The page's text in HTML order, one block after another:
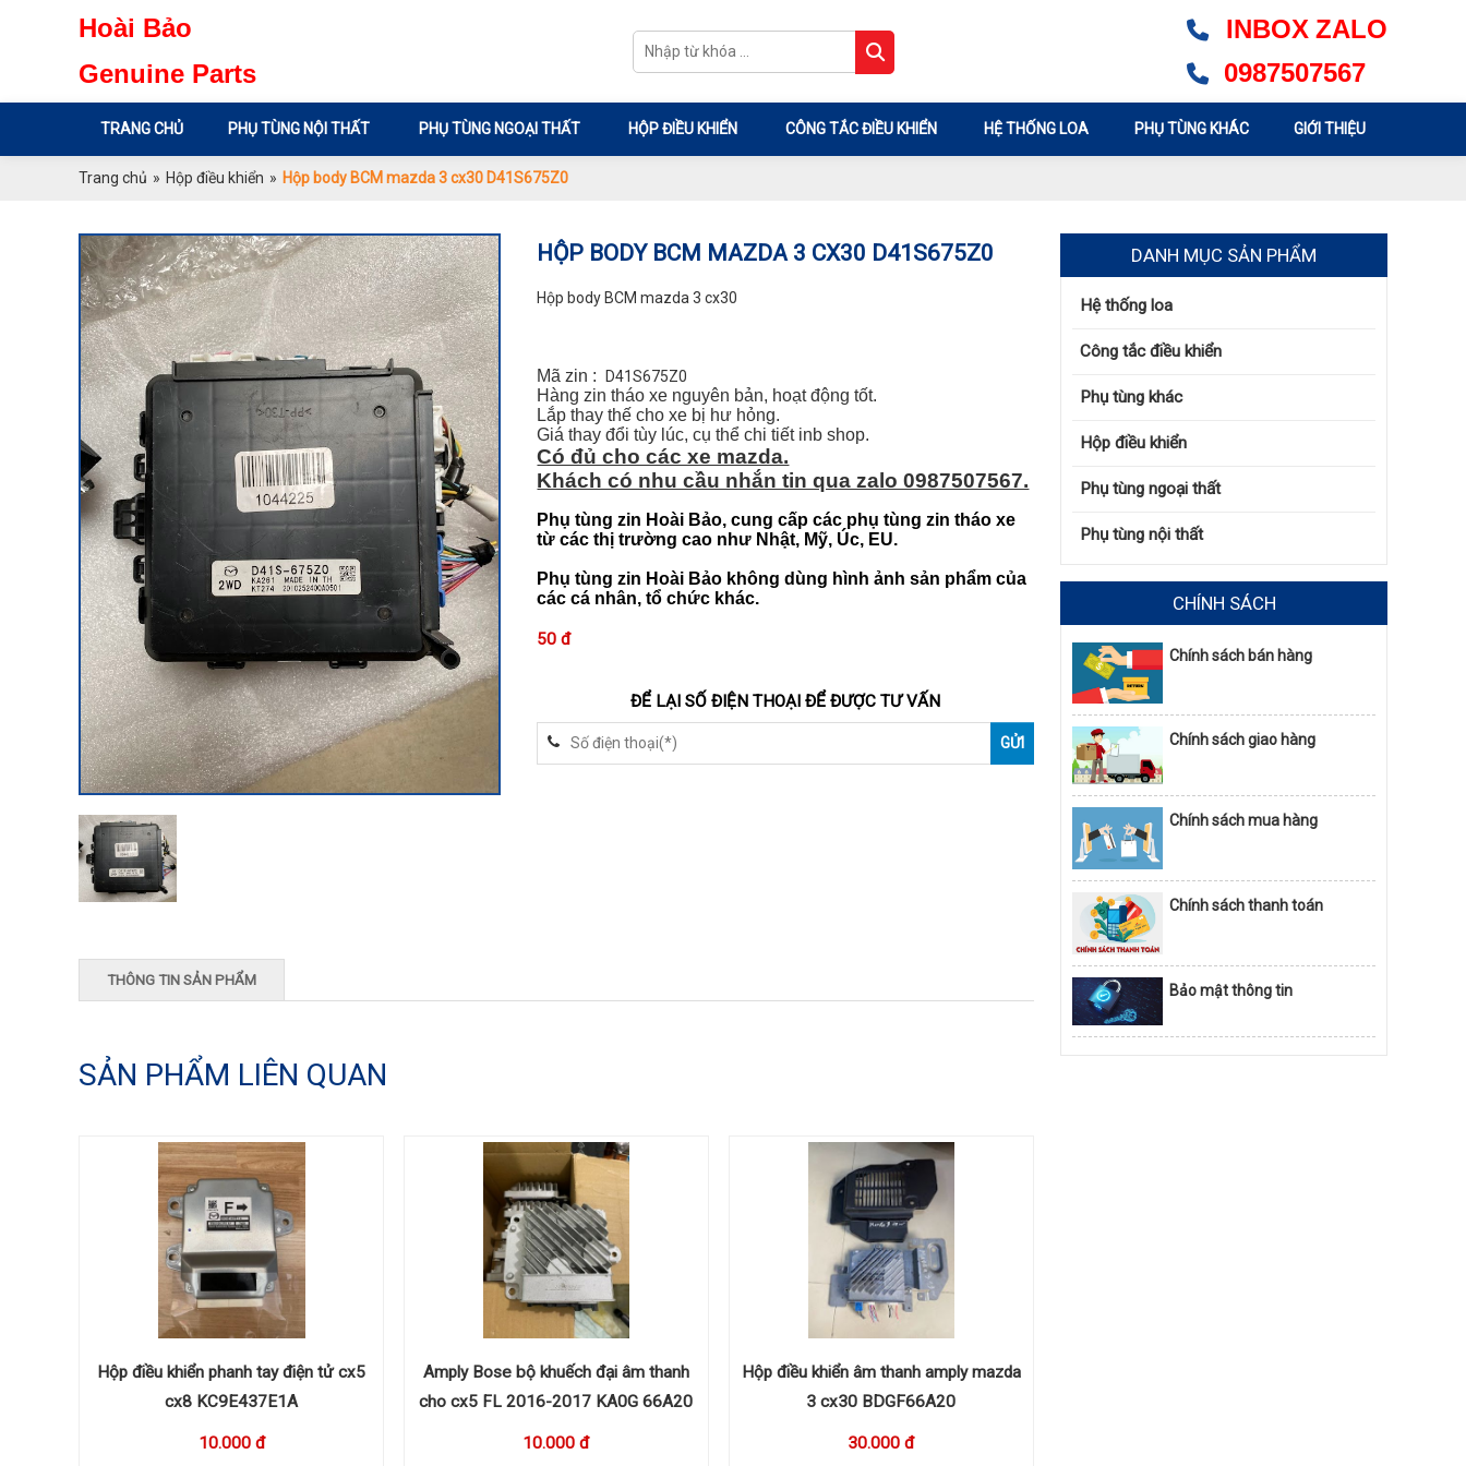
Hoài Bảo
Genuine Parts
INBOX ZALO
0987507567
TRANG CHỦ PHỤ TÙNG NỘI THẤT PHỤ TÙNG NGOẠI THẤT HỘP ĐIỀU KHIỂN CÔNG TẮC ĐIỀU KHIỂN HỆ THỐNG LOA PHỤ TÙNG KHÁC GIỚI THIỆU
Trang chủ » Hộp điều khiển » Hộp body BCM mazda 3 cx30 D41S675Z0
HỘP BODY BCM MAZDA 3 CX30 D41S675Z0
Hộp body BCM mazda 3 cx30
Mã zin :D41S675Z0
Hàng zin tháo xe nguyên bản, hoạt động tốt.
Lắp thay thế cho xe bị hư hỏng.
Giá thay đổi tùy lúc, cụ thể chi tiết inb shop.
Có đủ cho các xe mazda.
Khách có nhu cầu nhắn tin qua zalo 0987507567.
Phụ tùng zin Hoài Bảo, cung cấp các phụ tùng zin tháo xe
từ các thị trường cao như Nhật, Mỹ, Úc, EU.
Phụ tùng zin Hoài Bảo không dùng hình ảnh sản phẩm của
các cá nhân, tổ chức khác.
50 đ
ĐỂ LẠI SỐ ĐIỆN THOẠI ĐỂ ĐƯỢC TƯ VẤN
THÔNG TIN SẢN PHẨM
SẢN PHẨM LIÊN QUAN
Hộp điều khiển phanh tay điện tử cx5
cx8 KC9E437E1A
10.000 đ
Amply Bose bộ khuếch đại âm thanh
cho cx5 FL 2016-2017 KA0G 66A20
10.000 đ
Hộp điều khiển âm thanh amply mazda
3 cx30 BDGF66A20
30.000 đ
DANH MỤC SẢN PHẨM
Hệ thống loa
Công tắc điều khiển
Phụ tùng khác
Hộp điều khiển
Phụ tùng ngoại thất
Phụ tùng nội thất
CHÍNH SÁCH
Chính sách bán hàng
Chính sách giao hàng
Chính sách mua hàng
Chính sách thanh toán
Bảo mật thông tin